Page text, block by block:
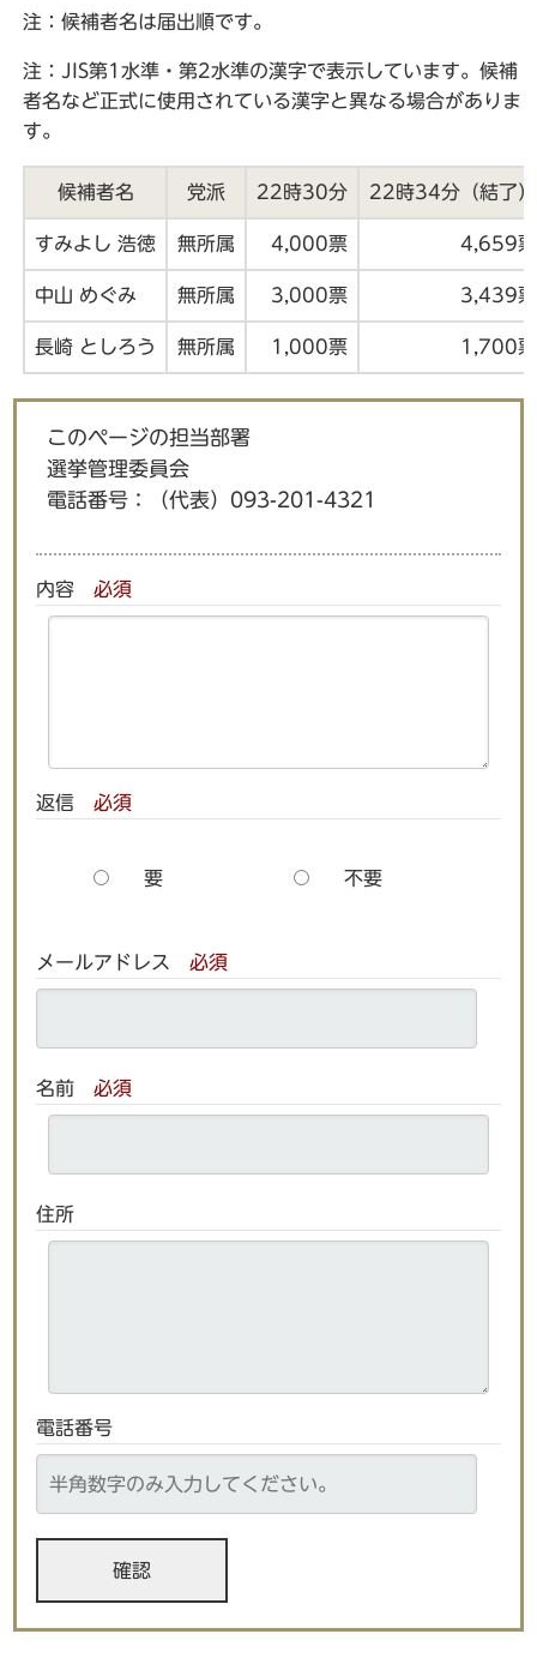
注：候補者名は届出順です。
注：JIS第1水準・第2水準の漢字で表示しています。候補
者名など正式に使用されている漢字と異なる場合がありま
す。
候補者名 党派 22時30分 22時34分（結了）
すみよし 浩徳 無所属 4,000票 4,659票
中山 めぐみ 無所属 3,000票 3,439票
長崎 としろう 無所属 1,000票 1,700票
このページの担当部署
選挙管理委員会
電話番号：
（代表）093-201-4321
内容 必須
返信 必須
要 不要
メールアドレス 必須
名前 必須
住所
電話番号